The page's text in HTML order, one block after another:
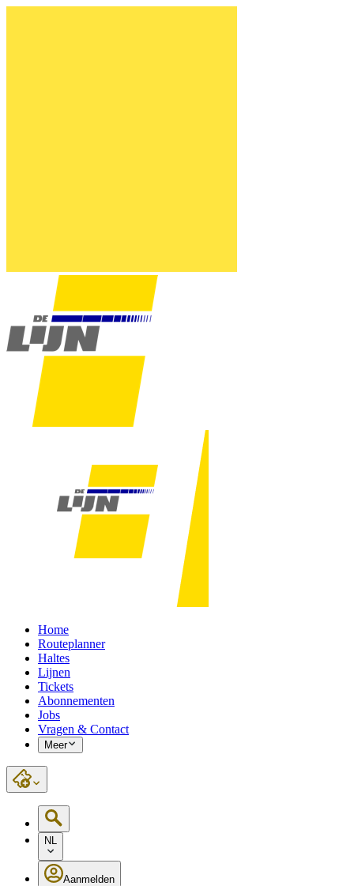
Home
Routeplanner
Haltes
Lijnen
Tickets
Abonnementen
Jobs
Vragen & Contact
Meer
NL
Aanmelden